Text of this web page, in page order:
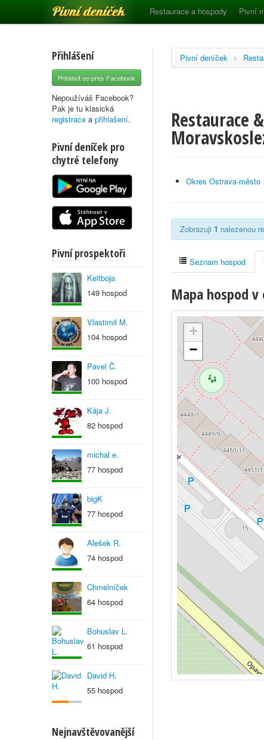
Pivní deníček Restaurace a hospody Pivní
Přihlášení
Přihlásit se přes Facebook
Nepoužíváš Facebook?
Pak je tu klasická
registrace a přihlašení.
Pivní deníček pro
chytré telefony
Pivní prospektoři
Keltboja
149 hospod
Vlastimil M.
104 hospod
Pavel Č.
100 hospod
Kája J.
82 hospod
michal e.
77 hospod
bigK
77 hospod
Alešek R.
74 hospod
Chmelníček
64 hospod
Bohuslav L.
61 hospod
David H.
55 hospod
Nejnavštěvovanější
Pivní deníček >
Restaurace
Okres Ostrava-město
Zobrazuji 1 nalezenou
Seznam hospod
Mapa hospod
+
−